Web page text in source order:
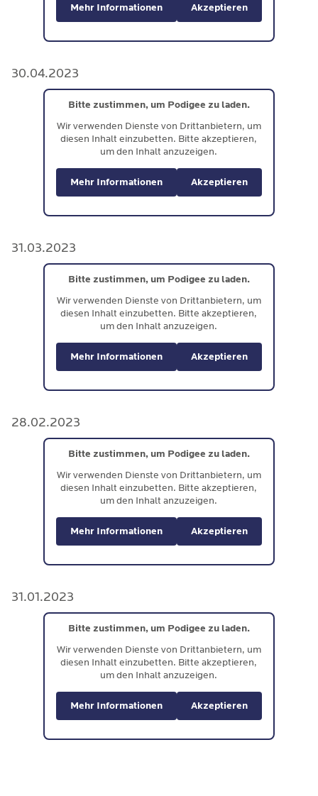
Mehr Informationen Akzeptieren
30.04.2023
Bitte zustimmen, um Podigee zu laden.
Wir verwenden Dienste von Drittanbietern, um
diesen Inhalt einzubetten. Bitte akzeptieren,
um den Inhalt anzuzeigen.
Mehr Informationen Akzeptieren
31.03.2023
Bitte zustimmen, um Podigee zu laden.
Wir verwenden Dienste von Drittanbietern, um
diesen Inhalt einzubetten. Bitte akzeptieren,
um den Inhalt anzuzeigen.
Mehr Informationen Akzeptieren
28.02.2023
Bitte zustimmen, um Podigee zu laden.
Wir verwenden Dienste von Drittanbietern, um
diesen Inhalt einzubetten. Bitte akzeptieren,
um den Inhalt anzuzeigen.
Mehr Informationen Akzeptieren
31.01.2023
Bitte zustimmen, um Podigee zu laden.
Wir verwenden Dienste von Drittanbietern, um
diesen Inhalt einzubetten. Bitte akzeptieren,
um den Inhalt anzuzeigen.
Mehr Informationen Akzeptieren